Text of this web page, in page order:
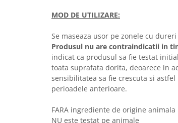
MOD DE UTILIZARE:
Se maseaza usor pe zonele cu
Produsul nu are contraindicatii in
indicat ca produsul sa fie testat
toata suprafata dorita, deoarece in
sensibilitatea sa fie crescuta si
perioadele anterioare.
FARA ingrediente de origine animala
NU este testat pe animale